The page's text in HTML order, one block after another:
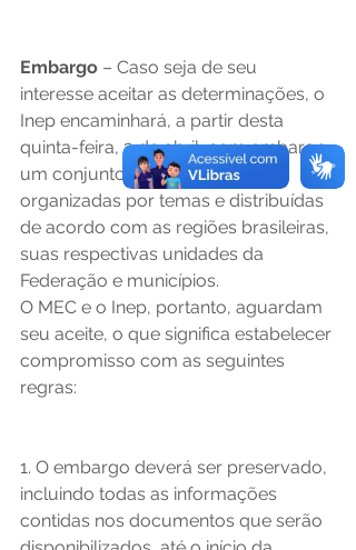
Embargo – Caso seja de seu
interesse aceitar as determinações, o
Inep encaminhará, a partir desta
quinta-feira, 3 de abril, com embargo,
um conjunto de planilhas
organizadas por temas e distribuídas
de acordo com as regiões brasileiras,
suas respectivas unidades da
Federação e municípios.
O MEC e o Inep, portanto, aguardam
seu aceite, o que significa estabelecer
compromisso com as seguintes
regras:
1. O embargo deverá ser preservado,
incluindo todas as informações
contidas nos documentos que serão